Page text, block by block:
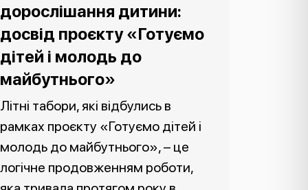
дорослішання дитини:
досвід проєкту «Готуємо
дітей і молодь до
майбутнього»
Літні табори, які відбулись в
рамках проєкту «Готуємо дітей і
молодь до майбутнього», – це
логічне продовженням роботи,